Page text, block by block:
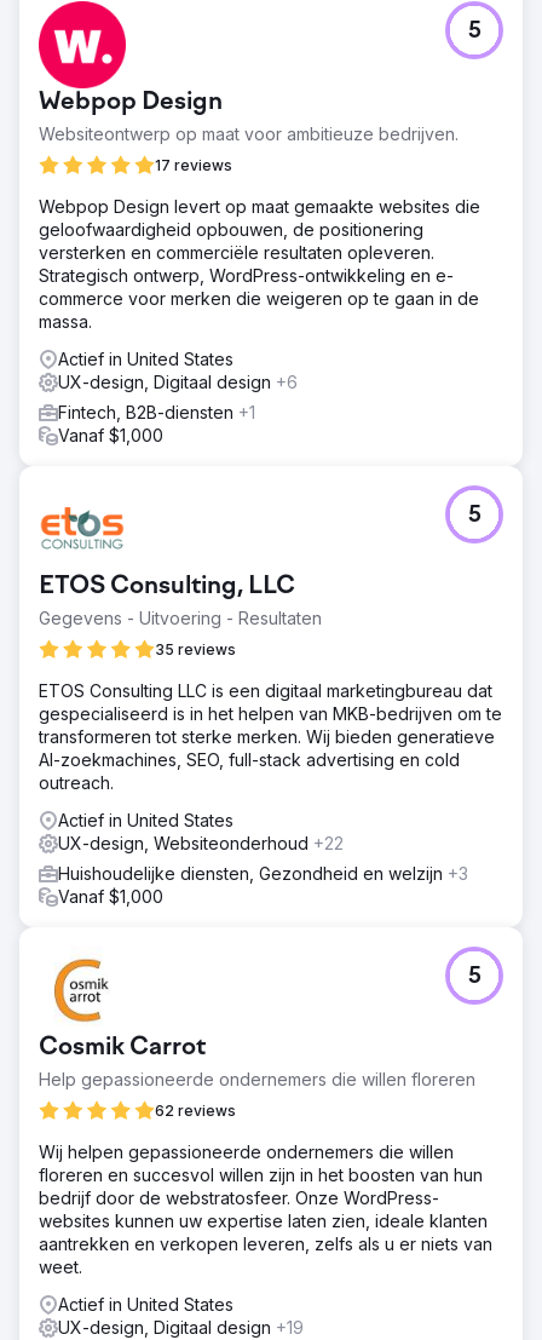
Uitdaging
Opereren in het hogere segment van de meubel- en
interieurmarkt betekende dat de website een balans
moest vinden tussen visuele geloofwaardigheid en sterke
commerciële prestaties. De bestaande website van de
klant was gebouwd op een verouderde versie van
WordPress en Elementor, wat de flexibiliteit beperkte, de
gebruikerservaring negatief beïnvloedde en de kwaliteit
van het merk niet langer weerspiegelde. De uitdaging
was om deze te vervangen door een op maat gemaakte
website, de gegevens veilig te migreren, de rankings te
behouden en zowel het verkeer als de conversies te
verbeteren.
Oplossing
We hebben een volledig op maat gemaakte website
ontworpen die perfect aansluit op het premium merk en
productaanbod van de klant. Vervolgens hebben we
aangepaste paginasjablonen ontwikkeld binnen een
robuustere WordPress-omgeving. Content,
zorgvuldig overgezet om de continuïteit en vindbaarheid
in zoekmachines te waarborgen. Gedurende het hele
project lag de focus op het verbeteren van de
gebruiksvriendelijkheid, het versterken van het
vertrouwen en het creëren van een soepeler traject van
browsen naar aanvraag of aankoop.
Resultaat
De nieuwe website zorgde voor een toename van 40%
in websiteverkeer en een omzetstijging van 78%,
waardoor het bedrijf een aanzienlijk sterkere digitale
aanwezigheid kreeg in een concurrerende e-commerce
markt. Naast de prestatieverbetering versterkte het
herontwerp de geloofwaardigheid van het merk,
leverde het een flexibeler platform voor toekomstige
groei.
Webpop Design
Websiteontwerp op maat voor ambitieuze bedrijven.
17 reviews
5
Webpop Design levert op maat gemaakte websites die
geloofwaardigheid opbouwen, de positionering
versterken en commerciële resultaten opleveren.
Strategisch ontwerp, WordPress-ontwikkeling en e-
commerce voor merken die weigeren op te gaan in de
massa.
Actief in United States
UX-design, Digitaal design +6
Fintech, B2B-diensten +1
Vanaf $1,000
ETOS Consulting, LLC
Gegevens - Uitvoering - Resultaten
35 reviews
5
ETOS Consulting LLC is een digitaal marketingbureau dat
gespecialiseerd is in het helpen van MKB-bedrijven om te
transformeren tot sterke merken. Wij bieden generatieve
AI-zoekmachines, SEO, full-stack advertising en cold
outreach.
Actief in United States
UX-design, Websiteonderhoud +22
Huishoudelijke diensten, Gezondheid en welzijn +3
Vanaf $1,000
Cosmik Carrot
Help gepassioneerde ondernemers die willen floreren
62 reviews
5
Wij helpen gepassioneerde ondernemers die willen
floreren en succesvol willen zijn in het boosten van hun
bedrijf door de webstratosfeer. Onze WordPress-
websites kunnen uw expertise laten zien, ideale klanten
aantrekken en verkopen leveren, zelfs als u er niets van
weet.
Actief in United States
UX-design, Digitaal design +19